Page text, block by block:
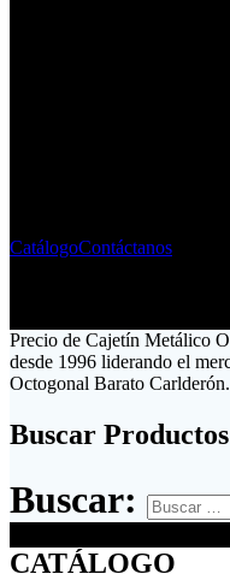
CatálogoContáctanos
Precio de Cajetín Metálico
desde 1996 liderando el
Octogonal Barato Carlderón.
Buscar Productos
Buscar:
CATÁLOGO